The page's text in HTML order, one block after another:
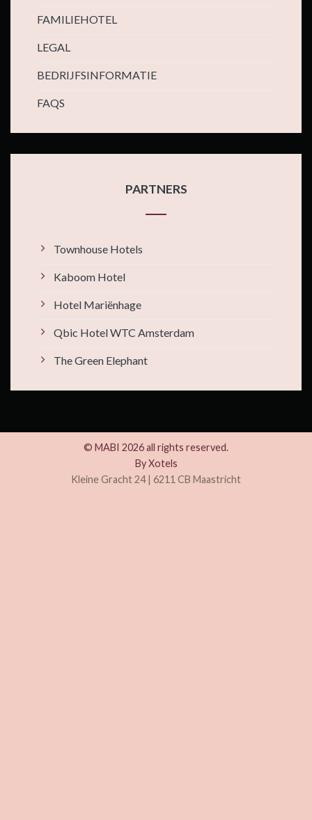
FAMILIEHOTEL
LEGAL
BEDRIJFSINFORMATIE
FAQS
PARTNERS
Townhouse Hotels
Kaboom Hotel
Hotel Mariënhage
Qbic Hotel WTC Amsterdam
The Green Elephant
© MABI 2026 all rights reserved.
ByXotels
Kleine Gracht 24 | 6211 CB Maastricht